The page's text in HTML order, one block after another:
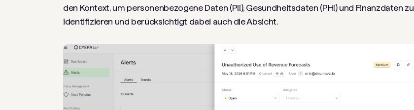
den Kontext, um personenbezogene Daten (PII), Gesundheitsdaten (PHI) und Finanzdaten zu
identifizieren und berücksichtigt dabei auch die Absicht.